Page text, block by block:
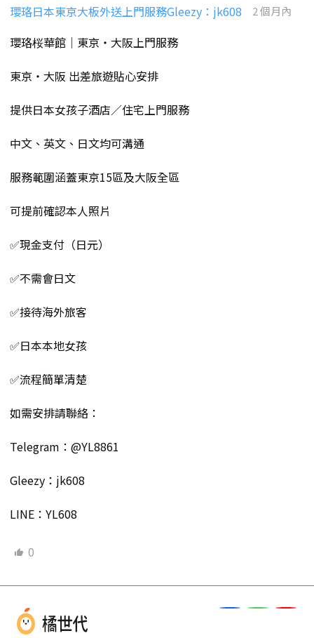
瓔珞日本東京大板外送上門服務Gleezy：jk608 2 個月內
瓔珞桜華館｜東京・大阪上門服務
東京・大阪 出差旅遊貼心安排
提供日本女孩子酒店／住宅上門服務
中文、英文、日文均可溝通
服務範圍涵蓋東京15區及大阪全區
可提前確認本人照片
✅現金支付（日元）
✅不需會日文
✅接待海外旅客
✅日本本地女孩
✅流程簡單清楚
如需安排請聯絡：
Telegram：@YL8861
Gleezy：jk608
LINE：YL608
0